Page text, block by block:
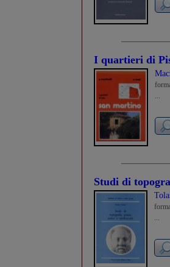
I quartieri di
...
Studi di
...